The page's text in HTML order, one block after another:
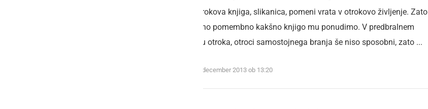
Prva otrokova knjiga, slikanica, pomeni vrata v otrokovo življenje. Zato
je izredno pomembno kakšno knjigo mu ponudimo. V predbralnem
obdobju otroka, otroci samostojnega branja še niso sposobni, zato ...
sreda, 4. december 2013 ob 13:20